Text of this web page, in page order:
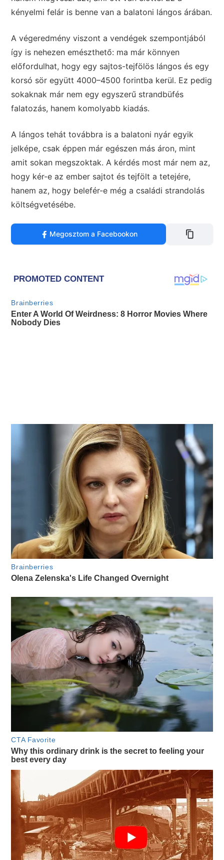
kényelmi felár is benne van a balatoni lángos árában.
A végeredmény viszont a vendégek szempontjából
így is nehezen emészthető: ma már könnyen
előfordulhat, hogy egy sajtos-tejfölös lángos és egy
korsó sör együtt 4000–4500 forintba kerül. Ez pedig
sokaknak már nem egy egyszerű strandbüfés
falatozás, hanem komolyabb kiadás.
A lángos tehát továbbra is a balatoni nyár egyik
jelképe, csak éppen már egészen más áron, mint
amit sokan megszoktak. A kérdés most már nem az,
hogy kér-e az ember sajtot és tejfölt a tetejére,
hanem az, hogy belefér-e még a családi strandolás
költségvetésébe.
Megosztom a Facebookon